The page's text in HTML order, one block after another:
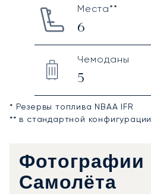
Места**
6
Чемоданы
5
* Резервы топлива NBAA IFR
** в стандартной конфигурации
Фотографии
Самолёта